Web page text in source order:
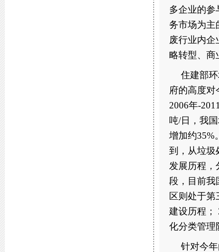
多企业的参
务市场为主
废行业内
略转型、商
住建部
府的高度
2006年-
吨/日，我
增加约35%
到，从垃圾
发展历程，
段，目前我
区则处于
建设历程；
化分类管理
针对今